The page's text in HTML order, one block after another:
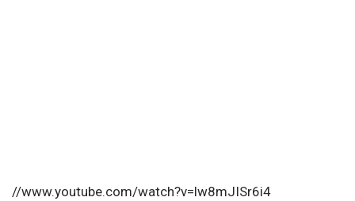
//www.youtube.com/watch?v=lw8mJISr6i4